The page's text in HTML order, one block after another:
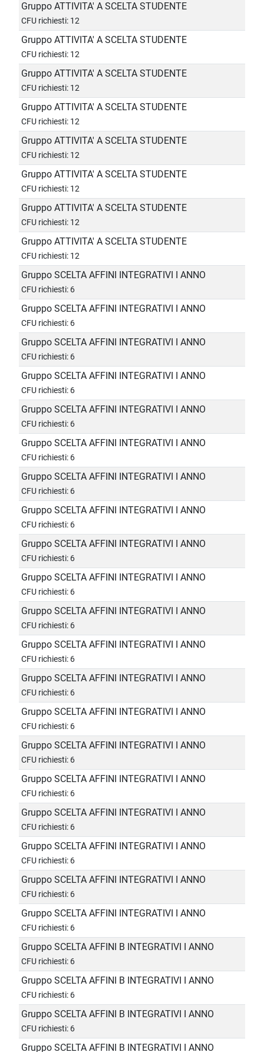
Gruppo ATTIVITA' A SCELTA STUDENTE
CFU richiesti: 12
Gruppo ATTIVITA' A SCELTA STUDENTE
CFU richiesti: 12
Gruppo ATTIVITA' A SCELTA STUDENTE
CFU richiesti: 12
Gruppo ATTIVITA' A SCELTA STUDENTE
CFU richiesti: 12
Gruppo ATTIVITA' A SCELTA STUDENTE
CFU richiesti: 12
Gruppo ATTIVITA' A SCELTA STUDENTE
CFU richiesti: 12
Gruppo ATTIVITA' A SCELTA STUDENTE
CFU richiesti: 12
Gruppo ATTIVITA' A SCELTA STUDENTE
CFU richiesti: 12
Gruppo SCELTA AFFINI INTEGRATIVI I ANNO
CFU richiesti: 6
Gruppo SCELTA AFFINI INTEGRATIVI I ANNO
CFU richiesti: 6
Gruppo SCELTA AFFINI INTEGRATIVI I ANNO
CFU richiesti: 6
Gruppo SCELTA AFFINI INTEGRATIVI I ANNO
CFU richiesti: 6
Gruppo SCELTA AFFINI INTEGRATIVI I ANNO
CFU richiesti: 6
Gruppo SCELTA AFFINI INTEGRATIVI I ANNO
CFU richiesti: 6
Gruppo SCELTA AFFINI INTEGRATIVI I ANNO
CFU richiesti: 6
Gruppo SCELTA AFFINI INTEGRATIVI I ANNO
CFU richiesti: 6
Gruppo SCELTA AFFINI INTEGRATIVI I ANNO
CFU richiesti: 6
Gruppo SCELTA AFFINI INTEGRATIVI I ANNO
CFU richiesti: 6
Gruppo SCELTA AFFINI INTEGRATIVI I ANNO
CFU richiesti: 6
Gruppo SCELTA AFFINI INTEGRATIVI I ANNO
CFU richiesti: 6
Gruppo SCELTA AFFINI INTEGRATIVI I ANNO
CFU richiesti: 6
Gruppo SCELTA AFFINI INTEGRATIVI I ANNO
CFU richiesti: 6
Gruppo SCELTA AFFINI INTEGRATIVI I ANNO
CFU richiesti: 6
Gruppo SCELTA AFFINI INTEGRATIVI I ANNO
CFU richiesti: 6
Gruppo SCELTA AFFINI INTEGRATIVI I ANNO
CFU richiesti: 6
Gruppo SCELTA AFFINI INTEGRATIVI I ANNO
CFU richiesti: 6
Gruppo SCELTA AFFINI INTEGRATIVI I ANNO
CFU richiesti: 6
Gruppo SCELTA AFFINI INTEGRATIVI I ANNO
CFU richiesti: 6
Gruppo SCELTA AFFINI B INTEGRATIVI I ANNO
CFU richiesti: 6
Gruppo SCELTA AFFINI B INTEGRATIVI I ANNO
CFU richiesti: 6
Gruppo SCELTA AFFINI B INTEGRATIVI I ANNO
CFU richiesti: 6
Gruppo SCELTA AFFINI B INTEGRATIVI I ANNO